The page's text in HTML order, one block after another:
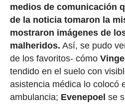
medios de comunicación
de la noticia tomaron la
mostraron imágenes de
malheridos. Así, se pudo
de los favoritos- cómo
tendido en el suelo con
asistencia médica lo colocó
ambulancia; Evenepoel se